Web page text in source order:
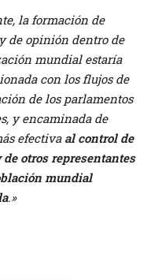
la formación de
de opinión dentro de
mundial estaría
con los flujos de
de los parlamentos
y encaminada de
efectiva al control de
de otros representantes
mundial
.»